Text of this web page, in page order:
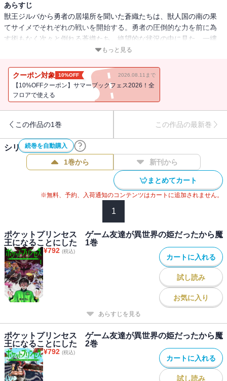
あらすじ
獣王ジルバから勇者の居場所を聞いた蒼織たちは、獣人国の南の果
てサイメでそれぞれの戦いを開始する。勇者の圧倒的な力を前に為
す術もなく次々と倒れる蒼織たち。絶望的な状況の中に見た、一縷
の光とは――。胸いっぱいのヒロイックバトルファンタジー、完結!!
もっと見る
クーポン対象 10%OFF 2026.08.11まで
【10%OFFクーポン】サマーブックフェス2026！全
フロアで使える
この作品の1巻 この作品の最新巻
続巻を自動購入
シリーズ作品(3件)
1巻から 新刊から
まとめてカート
※無料、予約、入荷通知のコンテンツはカートに追加されません。
1
ポケットプリンセス ゲーム友達が異世界の姫だったから魔
王になることにした 1巻
¥792 (税込)
カートに入れる
試し読み
お気に入り
あらすじを見る
ポケットプリンセス ゲーム友達が異世界の姫だったから魔
王になることにした 2巻
¥792 (税込)
カートに入れる
試し読み